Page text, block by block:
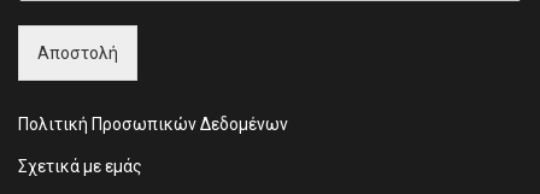
Αποστολή
Πολιτική Προσωπικών Δεδομένων
Σχετικά με εμάς